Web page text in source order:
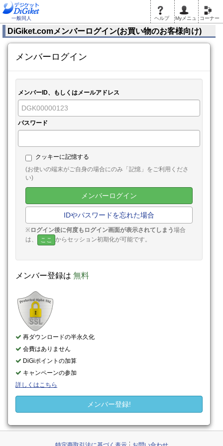
一般同人 ヘルプ Myメニュ コーナー
DiGiket.comメンバーログイン(お買い物のお客様向け)
メンバーログイン
メンバーID、もしくはメールアドレス
パスワード
クッキーに記憶する
(お使いの端末がご自身の場合にのみ「記憶」をご利用くださ
い)
メンバーログイン
IDやパスワードを忘れた場合
※ログイン後に何度もログイン画面が表示されてしまう場合
は、
ここ からセッション初期化が可能です。
メンバー登録は 無料
再ダウンロードの半永久化
会費はありません
DiGiポイントの加算
キャンペーンの参加
詳しくはこちら
メンバー登録!